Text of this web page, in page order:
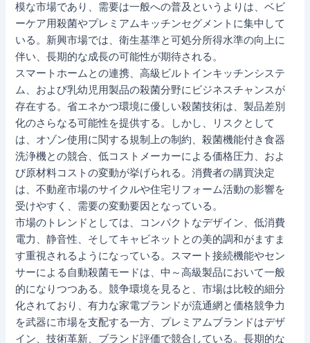
模な市場であり、需要は一般への普及というよりは、ベビ
ーケア用殺菌やプレミアムキッチンセグメントに集中して
いる。新興市場では、衛生基準と可処分所得水準の向上に
伴い、長期的な成長の可能性が期待される。
スマートホームとの連携、高級ビルトインキッチンシステ
ム、および乳幼児用製品の殺菌分野にビジネスチャンスが
存在する。省エネかつ環境に優しい殺菌技術は、製品差別
化のさらなる可能性を提供する。しかし、リスクとして
は、オゾン使用に関する規制上の制約、殺菌機能付き食器
洗浄機との競合、低コストメーカーによる価格圧力、およ
び原材料コストの変動が挙げられる。消費者の購買決定
は、不動産市場のサイクルや住宅リフォーム活動の影響を
受けやすく、需要の変動要因となっている。
市場のトレンドとしては、コンパクトなデザイン、低消費
電力、静音性、そしてキャビネットとの美的調和がますま
す重視されるようになっている。スマート接続機能やセン
サーによる自動殺菌モードは、中～高級製品において一般
的になりつつある。競争環境を見ると、市場は比較的細分
化されており、有力な家電ブランドが流通網と価格競争力
を武器に市場を支配する一方、プレミアムブランドはデザ
イン、技術革新、ブランド評価で競合している。長期的な